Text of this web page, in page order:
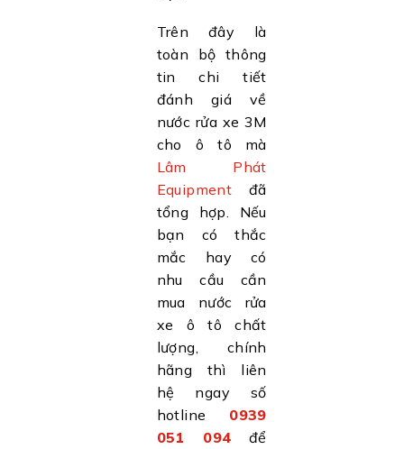
Trên đây là
toàn bộ thông
tin chi tiết
đánh giá về
nước rửa xe 3M
cho ô tô mà
Lâm Phát
Equipment đã
tổng hợp. Nếu
bạn có thắc
mắc hay có
nhu cầu cần
mua nước rửa
xe ô tô chất
lượng, chính
hãng thì liên
hệ ngay số
hotline 0939
051 094 để